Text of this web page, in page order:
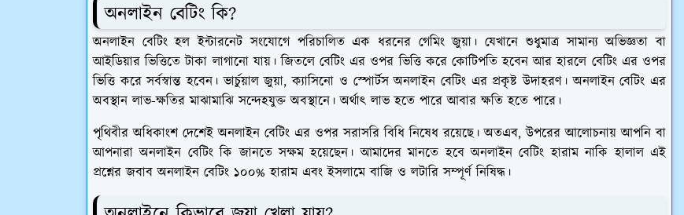
অনলাইন বেটিং কি?
অনলাইন বেটিং হল ইন্টারনেট সংযোগে পরিচালিত এক ধরনের গেমিং জুয়া। যেখানে শুধুমাত্র সামান্য অভিজ্ঞতা বা
আইডিয়ার ভিত্তিতে টাকা লাগানো যায়। জিতলে বেটিং এর ওপর ভিত্তি করে কোটিপতি হবেন আর হারলে বেটিং এর ওপর
ভিত্তি করে সর্বস্বান্ত হবেন। ভার্চুয়াল জুয়া, ক্যাসিনো ও স্পোর্টস অনলাইন বেটিং এর প্রকৃষ্ট উদাহরণ। অনলাইন বেটিং এর
অবস্থান লাভ-ক্ষতির মাঝামাঝি সন্দেহযুক্ত অবস্থানে। অর্থাৎ লাভ হতে পারে আবার ক্ষতি হতে পারে।
পৃথিবীর অধিকাংশ দেশেই অনলাইন বেটিং এর ওপর সরাসরি বিধি নিষেধ রয়েছে। অতএব, উপরের আলোচনায় আপনি বা
আপনারা অনলাইন বেটিং কি জানতে সক্ষম হয়েছেন। আমাদের মানতে হবে অনলাইন বেটিং হারাম নাকি হালাল এই
প্রশ্নের জবাব অনলাইন বেটিং ১০০% হারাম এবং ইসলামে বাজি ও লটারি সম্পূর্ণ নিষিদ্ধ।